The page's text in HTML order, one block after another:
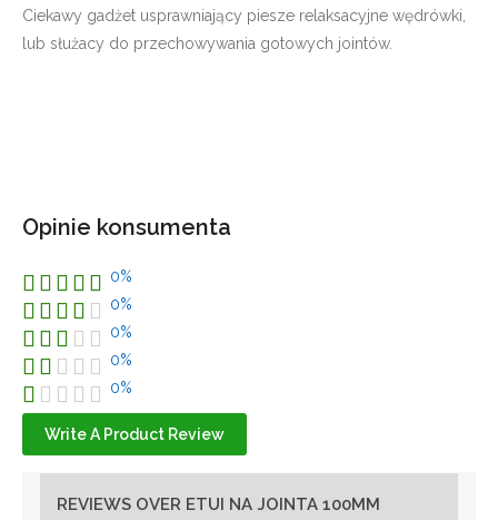
Ciekawy gadżet usprawniający piesze relaksacyjne wędrówki,
lub służacy do przechowywania gotowych jointów.
Opinie konsumenta
0%
0%
0%
0%
0%
Write A Product Review
REVIEWS OVER ETUI NA JOINTA 100MM